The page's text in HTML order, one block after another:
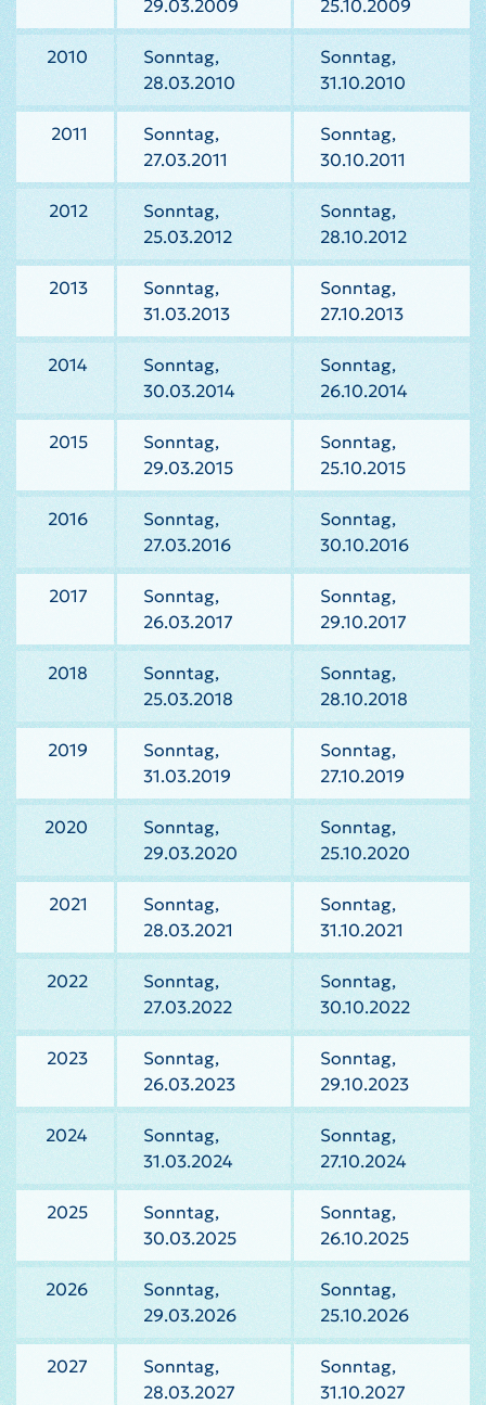
29.03.2009 25.10.2009
2010
Sonntag,
28.03.2010
Sonntag,
31.10.2010
2011
Sonntag,
27.03.2011
Sonntag,
30.10.2011
2012
Sonntag,
25.03.2012
Sonntag,
28.10.2012
2013
Sonntag,
31.03.2013
Sonntag,
27.10.2013
2014
Sonntag,
30.03.2014
Sonntag,
26.10.2014
2015
Sonntag,
29.03.2015
Sonntag,
25.10.2015
2016
Sonntag,
27.03.2016
Sonntag,
30.10.2016
2017
Sonntag,
26.03.2017
Sonntag,
29.10.2017
2018
Sonntag,
25.03.2018
Sonntag,
28.10.2018
2019
Sonntag,
31.03.2019
Sonntag,
27.10.2019
2020
Sonntag,
29.03.2020
Sonntag,
25.10.2020
2021
Sonntag,
28.03.2021
Sonntag,
31.10.2021
2022
Sonntag,
27.03.2022
Sonntag,
30.10.2022
2023
Sonntag,
26.03.2023
Sonntag,
29.10.2023
2024
Sonntag,
31.03.2024
Sonntag,
27.10.2024
2025
Sonntag,
30.03.2025
Sonntag,
26.10.2025
2026
Sonntag,
29.03.2026
Sonntag,
25.10.2026
2027
Sonntag,
28.03.2027
Sonntag,
31.10.2027